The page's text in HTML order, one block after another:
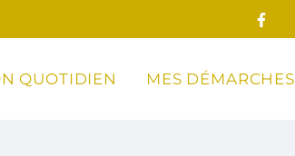
QUOTIDIEN MES DÉMARCHES